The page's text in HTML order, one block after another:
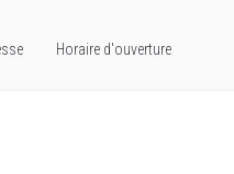
Horaire d'ouverture